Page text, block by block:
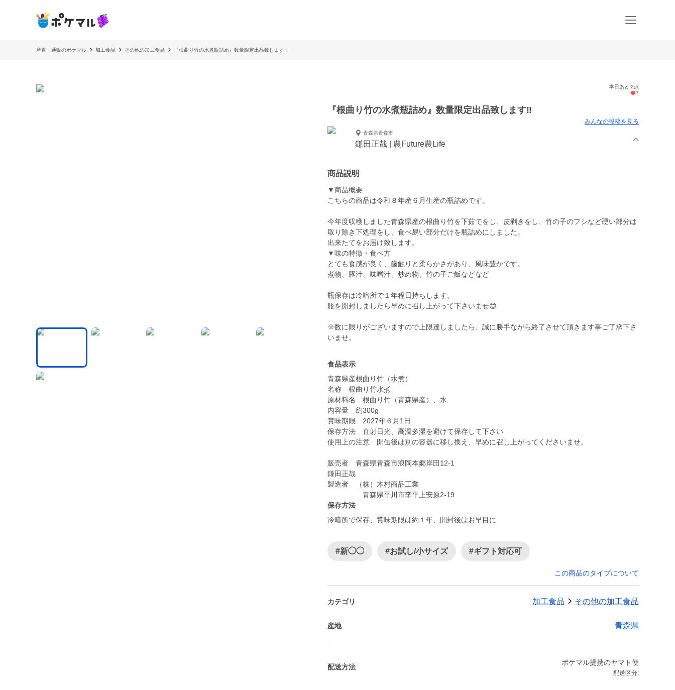
産直・通販のポケマル 加工食品 その他の加工食品 『根曲り竹の水煮瓶詰め』数量限定出品致します‼️
本日あと 2点
7
『根曲り竹の水煮瓶詰め』数量限定出品致します‼️
みんなの投稿を見る
青森県青森市
鎌田正哉 | 農Future農Life
商品説明
▼商品概要
こちらの商品は令和８年産６月生産の瓶詰めです。
今年度収穫しました青森県産の根曲り竹を下茹でをし、皮剥きをし、竹の子のフシなど硬い部分は
取り除き下処理をし、食べ易い部分だけを瓶詰めにしました。
出来たてをお届け致します。
▼味の特徴・食べ方
とても食感が良く、歯触りと柔らかさがあり、風味豊かです。
煮物、豚汁、味噌汁、炒め物、竹の子ご飯などなど
瓶保存は冷暗所で１年程日持ちします。
瓶を開封しましたら早めに召し上がって下さいませ😊
※数に限りがございますので上限達しましたら、誠に勝手ながら終了させて頂きます事ご了承下さ
いませ。
食品表示
青森県産根曲り竹（水煮）
名称 根曲り竹水煮
原材料名 根曲り竹（青森県産）、水
内容量 約300g
賞味期限 2027年６月1日
保存方法 直射日光、高温多湿を避けて保存して下さい
使用上の注意 開缶後は別の容器に移し換え、早めに召し上がってくださいませ。
販売者 青森県青森市浪岡本郷岸田12-1
鎌田正哉
製造者 （株）木村商品工業
保存方法
冷暗所で保存、賞味期限は約１年、開封後はお早目に
#新◯◯ #お試し/小サイズ #ギフト対応可
この商品のタイプについて
カテゴリ 加工食品 その他の加工食品
産地 青森県
配送方法
ポケマル提携のヤマト便
配送区分: